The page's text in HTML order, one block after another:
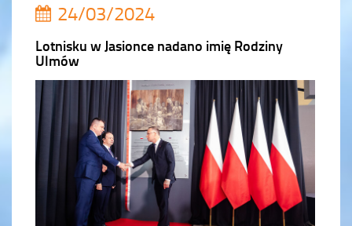
24/03/2024
Lotnisku w Jasionce nadano imię Rodziny
Ulmów